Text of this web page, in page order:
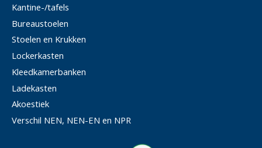
Kantine-/tafels
Bureaustoelen
Stoelen en Krukken
Lockerkasten
Kleedkamerbanken
Ladekasten
Akoestiek
Verschil NEN, NEN-EN en NPR